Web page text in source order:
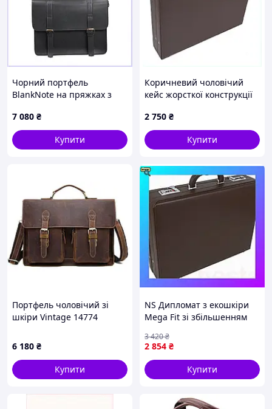
Чорний портфель
BlankNote на пряжках з
9M0A24007
7 080 ₴
Купити
Коричневий чоловічий
кейс жорсткої конструкції
2 750 ₴
Купити
Портфель чоловічий зі
шкіри Vintage 14774
6 180 ₴
Купити
NS Дипломат з екошкіри
Mega Fit зі збільшенням
коричневий Nes22/Q
2 854 ₴
3 420₴
Купити